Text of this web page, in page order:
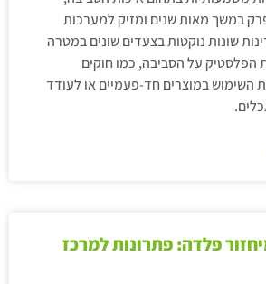
במשך מאות שנים ומזיק למערכות
שונות נוקטות בצעדים שונים במטרה
על הסביבה, כמו חוקים
במוצרים חד-פעמיים או לעודד
פלדה: פתרונות למרכז